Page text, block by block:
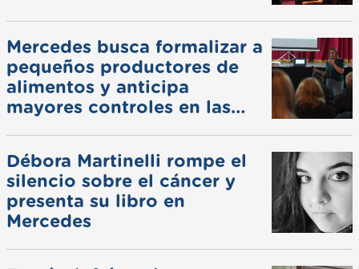
Mercedes busca formalizar a
pequeños productores de
alimentos y anticipa
mayores controles en las
Débora Martinelli rompe el
silencio sobre el cáncer y
presenta su libro en
Mercedes